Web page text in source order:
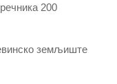
200
земљиште